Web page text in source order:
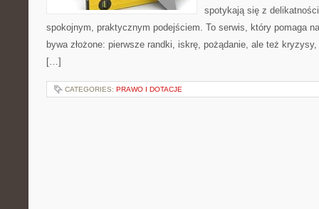
spotykają się z
spokojnym, praktycznym podejściem. To serwis, który pomaga
bywa złożone: pierwsze randki, iskrę, pożądanie, ale też
[…]
CATEGORIES: PRAWO I DOTACJE